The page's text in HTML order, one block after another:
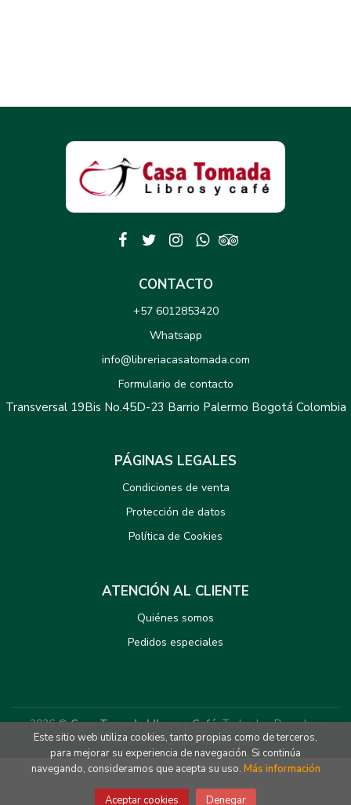
CONTACTO
+57 6012853420
Whatsapp
info@libreriacasatomada.com
Formulario de contacto
Transversal 19Bis No.45D-23 Barrio Palermo Bogotá Colombia
PÁGINAS LEGALES
Condiciones de venta
Protección de datos
Política de Cookies
ATENCIÓN AL CLIENTE
Quiénes somos
Pedidos especiales
2026 ©Casa Tomada LIbros y Café. Todos los Derechos
Reservados |Grupo Trevenque
Este sitio web utiliza cookies, tanto propias como de terceros,
para mejorar su experiencia de navegación. Si continúa
navegando, consideramos que acepta su uso. Más información
Aceptar cookies Denegar